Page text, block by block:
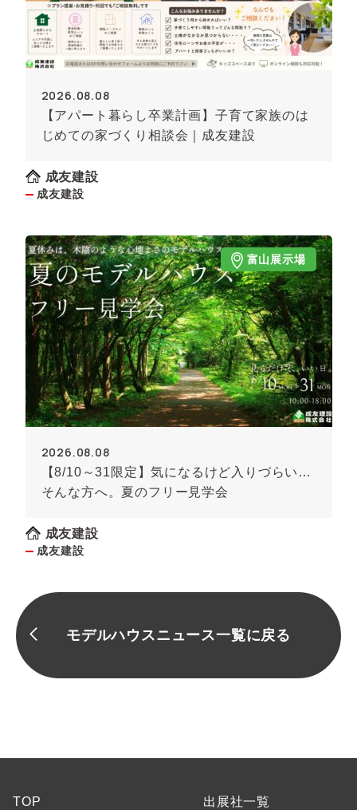
2026.08.08
【アパート暮らし卒業計画】子育て家族のは
じめての家づくり相談会｜成友建設
成友建設
成友建設
富山展示場
2026.08.08
【8/10～31限定】気になるけど入りづらい…
そんな方へ。夏のフリー見学会
成友建設
成友建設
モデルハウスニュース一覧に戻る
TOP 出展社一覧